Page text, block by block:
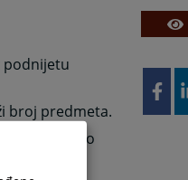
podnijetu
broj predmeta.
stranku o